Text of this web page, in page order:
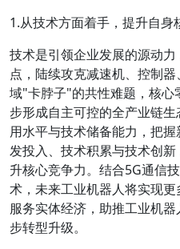
1.从技术方面着手，提升自身
技术是引领企业发展的源动
点，陆续攻克减速机、控制
域"卡脖子"的共性难题，核心
步形成自主可控的全产业链
用水平与技术储备能力，把
发投入、技术积累与技术创
升核心竞争力。结合5G通信
术，未来工业机器人将实现
服务实体经济，助推工业机
步转型升级。